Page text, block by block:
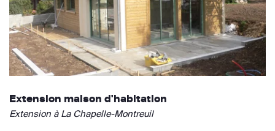
Extension maison d'habitation
Extension à La Chapelle-Montreuil